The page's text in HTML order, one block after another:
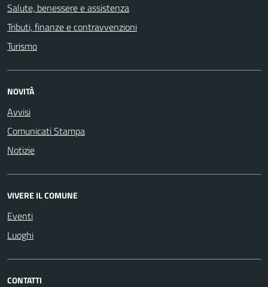
Salute, benessere e assistenza
Tributi, finanze e contravvenzioni
Turismo
NOVITÀ
Avvisi
Comunicati Stampa
Notizie
VIVERE IL COMUNE
Eventi
Luoghi
CONTATTI